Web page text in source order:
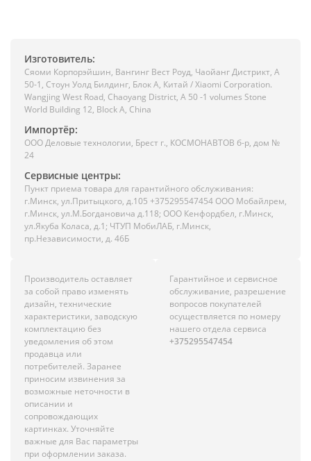
Изготовитель:
Сяоми Корпорэйшин, Вангинг Вест Роуд, Чаойанг Дистрикт, А
50-1, Стоун Уолд Билдинг, Блок А, Китай / Xiaomi Corporation.
Wangjing West Road, Chaoyang District, A 50 -1 volumes Stone
World Building 12, Block A, China
Импортёр:
ООО Деловые технологии, Брест г., КОСМОНАВТОВ б-р, дом №
24
Сервисные центры:
Пункт приема товара для гарантийного обслуживания:
г.Минск, ул.Притыцкого, д.105 +375295547454 ООО Мобайлрем,
г.Минск, ул.М.Богдановича д.118; ООО Кенфордбел, г.Минск,
ул.Якуба Коласа, д.1; ЧТУП МобиЛАБ, г.Минск,
пр.Независимости, д. 46Б
Производитель оставляет
за собой право изменять
дизайн, технические
характеристики, заводскую
комплектацию без
уведомления об этом
продавца или
потребителей. Заранее
приносим извинения за
возможные неточности в
описании и
сопровождающих
картинках. Уточняйте
важные для Вас параметры
при оформлении заказа.
Гарантийное и сервисное
обслуживание, разрешение
вопросов покупателей
осуществляется по номеру
нашего отдела сервиса
+375295547454